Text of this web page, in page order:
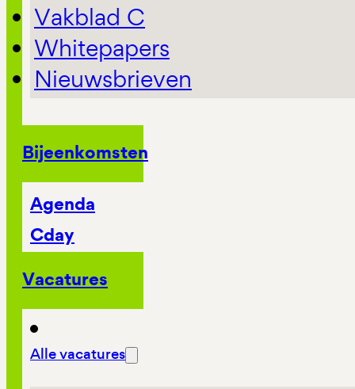
Vakblad C
Whitepapers
Nieuwsbrieven
Bijeenkomsten
Agenda
Cday
Vacatures
Alle vacatures